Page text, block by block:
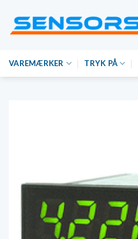
indhold
VAREMÆRKER TRYK PÅ